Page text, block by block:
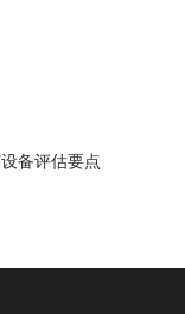
备评估要点